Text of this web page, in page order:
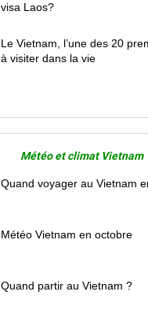
visa Laos?
Le Vietnam, l’une des 20
à visiter dans la vie
Météo et climat Vietnam
Quand voyager au Vietnam
Météo Vietnam en octobre
Quand partir au Vietnam ?